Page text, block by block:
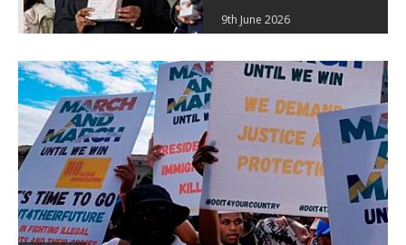
9th June 2026